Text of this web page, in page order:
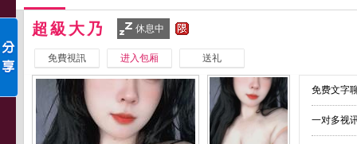
超級大乃 休息中
免費視訊 进入包厢 送礼
免费文字
一对多视